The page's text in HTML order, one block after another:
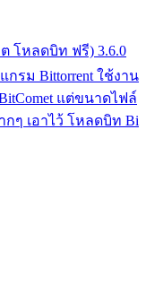
ต โหลดบิท ฟรี) 3.6.0
กรม Bittorrent ใช้งาน
แต่ขนาดไฟล์
กๆ เอาไว้ โหลดบิท Bi